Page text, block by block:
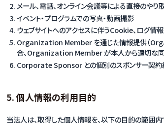
メール、電話、オンライン会議等による直接のやり
イベント・プログラムでの写真・動画撮影
ウェブサイトへのアクセスに伴うCookie、ログ情
Organization Member を通じた情報提供（
合、Organization Member が本人から適切な同
Corporate Sponsor との個別のスポンサー契約
5. 個人情報の利用目的
当法人は、取得した個人情報を、以下の目的の範囲内